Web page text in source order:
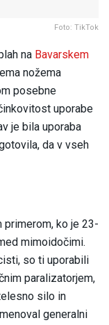
Foto: TikTok
na Bavarskem
nožema
posebne
uporabe
je bila uporaba
da v vseh
primerom, ko je 23-
mimoidočimi.
so ti uporabili
paralizatorjem,
silo in
generalni